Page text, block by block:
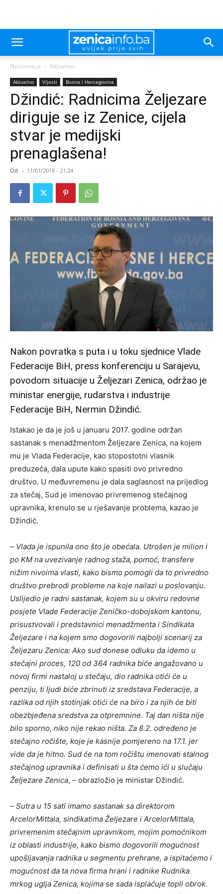
Naslovnica Aktuelno
Aktuelno Vijesti Bosna i Hercegovina
Džindić: Radnicima Željezare
diriguje se iz Zenice, cijela
stvar je medijski
prenaglašena!
Od - 11/01/2018 - 21:24
Nakon povratka s puta i u toku sjednice Vlade
Federacije BiH, press konferenciju u Sarajevu,
povodom situacije u Željezari Zenica, održao je
ministar energije, rudarstva i industrije
Federacije BiH, Nermin Džindić.
Istakao je da je još u januaru 2017. godine održan
sastanak s menadžmentom Željezare Zenica, na kojem
mu je Vlada Federacije, kao stopostotni vlasnik
preduzeća, dala upute kako spasiti ovo privredno
društvo. U međuvremenu je dala saglasnost na prijedlog
za stečaj, Sud je imenovao privremenog stečajnog
upravnika, krenulo se u rješavanje problema, kazao je
Džindić.
– Vlada je ispunila ono što je obećala. Utrošen je milion i
po KM na uvezivanje radnog staža, pomoć, transfere
nižim nivoima vlasti, kako bismo pomogli da to privredno
društvo prebrodi probleme na koje nailazi u poslovanju.
Uslijedio je radni sastanak, kojem su u okviru redovne
posjete Vlade Federacije Zeničko-dobojskom kantonu,
prisustvovali i predstavnici menadžmenta i Sindikata
Željezare i na kojem smo dogovorili najbolji scenarij za
Željezaru Zenica: Ako sud donese odluku da idemo u
stečajni proces, 120 od 364 radnika biće angažovano u
novoj firmi nastaloj u stečaju, dio radnika otići će u
penziju, ti ljudi biće zbrinuti iz sredstava Federacije, a
razlika od njih stotinjak otići će na biro i za njih će biti
obezbjeđena sredstva za otpremnine. Taj dan ništa nije
bilo sporno, niko nije rekao ništa. Za 8.2. određeno je
stečajno ročište, koje je kasnije pomjereno na 17.1. jer
vide da je hitno. Sud će na tom ročištu imenovati stalnog
stečajnog upravnika i definisati u šta ćemo ići u slučaju
Željezare Zenica, – obrazložio je ministar Džindić.
– Sutra u 15 sati imamo sastanak sa direktorom
ArcelorMittala, sindikatima Željezare i ArcelorMittala,
privremenim stečajnim upravnikom, mojim pomoćnikom
iz oblasti industrije, kako bismo dogovorili mogućnost
upošljavanja radnika u segmentu prehrane, a ispitaćemo i
mogućnost da ta nova firma hrani i radnike Rudnika
mrkog uglja Zenica, kojima se sada isplaćuje topli obrok.